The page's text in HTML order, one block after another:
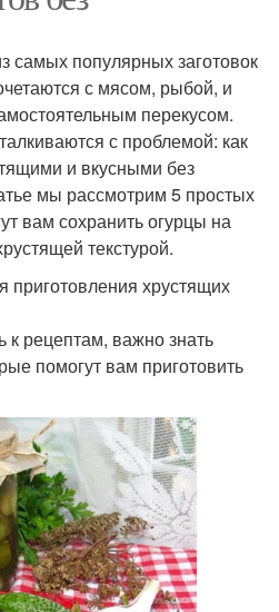
популярных заготовок
с мясом, рыбой, и
перекусом.
с проблемой: как
и вкусными без
мы рассмотрим 5 простых
вам сохранить огурцы на
текстурой.
хрустящих
к рецептам, важно знать
помогут вам приготовить